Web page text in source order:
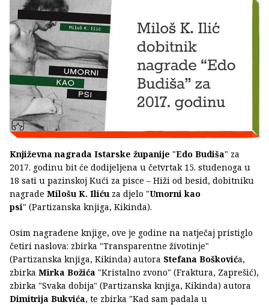
Književna nagrada Istarske županije "Edo Budiša" za
2017. godinu bit će dodijeljena u četvrtak 15. studenoga u
18 sati u pazinskoj Kući za pisce – Hiži od besid, dobitniku
nagrade Milošu K. Iliću za djelo "Umorni kao
psi" (Partizanska knjiga, Kikinda).
Osim nagrađene knjige, ove je godine na natječaj pristiglo
četiri naslova: zbirka "Transparentne životinje"
(Partizanska knjiga, Kikinda) autora Stefana Boškovića,
zbirka Mirka Božića "Kristalno zvono" (Fraktura, Zaprešić),
zbirka "Svaka dobija" (Partizanska knjiga, Kikinda) autora
Dimitrija Bukvića, te zbirka "Kad sam padala u